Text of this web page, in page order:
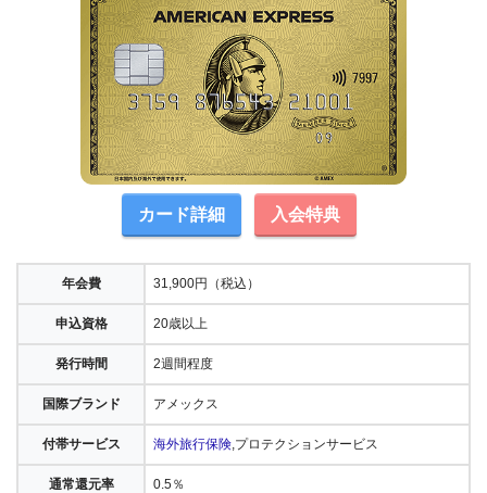
カード詳細 入会特典
年会費 31,900円（税込）
申込資格 20歳以上
発行時間 2週間程度
国際ブランド アメックス
付帯サービス 海外旅行保険 ,プロテクションサービス
通常還元率 0.5％